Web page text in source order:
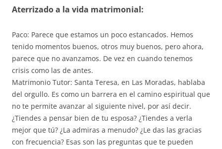
Aterrizado a la vida matrimonial:
Paco: Parece que estamos un poco estancados. Hemos
tenido momentos buenos, otros muy buenos, pero ahora,
parece que no avanzamos. De vez en cuando tenemos
crisis como las de antes.
Matrimonio Tutor: Santa Teresa, en Las Moradas, hablaba
del orgullo. Es como un barrera en el camino espiritual que
no te permite avanzar al siguiente nivel, por así decir.
¿Tiendes a pensar bien de tu esposa? ¿Tiendes a verla
mejor que tú? ¿La admiras a menudo? ¿Le das las gracias
con frecuencia? Esas son las preguntas que te pueden